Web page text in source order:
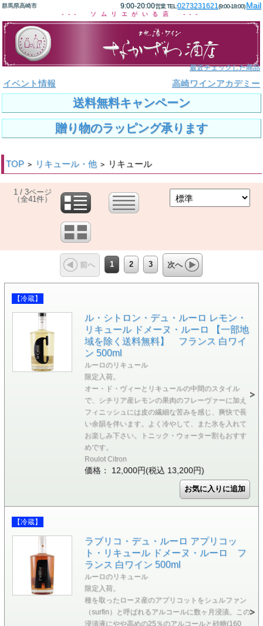
群馬県高崎市 9:00-20:00営業 TEL:0273231621(9:00-18:00)Mail
--- ソムリエがいる店 ---
最近チェックした商品
イベント情報 高崎ワインアカデミー
送料無料キャンペーン
贈り物のラッピング承ります
TOP > リキュール・他 > リキュール
1 / 3ページ
（全41件）
前へ 1 2 3 次へ
【冷蔵】
ル・シトロン・デュ・ルーロ レモン・
リキュール ドメーヌ・ルーロ 【一部地
域を除く送料無料】 フランス 白ワイ
ン 500ml
ルーロのリキュール
限定入荷。
オー・ド・ヴィーとリキュールの中間のスタイル
で、シチリア産レモンの果肉のフレーヴァーに加え
フィニッシュには皮の繊細な苦みを感じ、爽快で長
い余韻を伴います。よく冷やして、また氷を入れて
お楽しみ下さい。トニック・ウォーター割もおすす
めです。
Roulot Citron
価格： 12,000円(税込 13,200円)
【冷蔵】
ラブリコ・デュ・ルーロ アプリコッ
ト・リキュール ドメーヌ・ルーロ フ
ランス 白ワイン 500ml
ルーロのリキュール
限定入荷。
種を取ったローヌ産のアプリコットをシュルファン
（surfin）と呼ばれるアルコールに数ヶ月浸漬。この
浸漬液にやや高めの25％のアルコールと砂糖(160